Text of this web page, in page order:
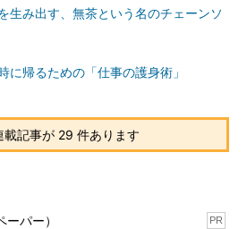
生み出す、無茶という名のチェーンソ
に帰るための「仕事の護身術」
載記事が 29 件あります
パー） PR